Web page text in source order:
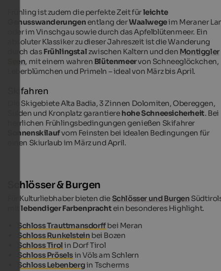
Frühling ist zudem die perfekte Zeit fürleichte
Genusswanderungen entlang derWaalwegeim Meraner
oder im Vinschgau sowie durch das Apfelblütenmeer. Ein
absoluter Klassiker zu dieser Jahreszeit ist die Wanderung
durch dasFrühlingstal zwischen Kaltern und den Montiggler
Seen, mit einem wahren Blütenmeervon Schneeglöckchen,
Leberblümchen und Primeln – ideal von März bis April.
Skifahren
Die Skigebiete Alta Badia, 3 Zinnen Dolomiten, Obereggen,
Sulden und Kronplatz garantierehohe Schneesicherheit. Bei
herrlichen Frühlingsbedingungen genießen Skifahrer
Sonnenskilaufvom Feinsten bei idealen Bedingungen für
einen Skiurlaub im März und April.
Schlösser & Burgen
Für Kulturliebhaber bieten dieSchlösser und Burgen
mitlebendiger Farbenpracht ein besonderes Highlight.
Schloss Trauttmansdorffbei Meran
Schloss Runkelstein bei Bozen
Schloss Tirolin Dorf Tirol
Schloss Pröselsin Völs am Schlern
Schloss Lebenbergin Tscherms